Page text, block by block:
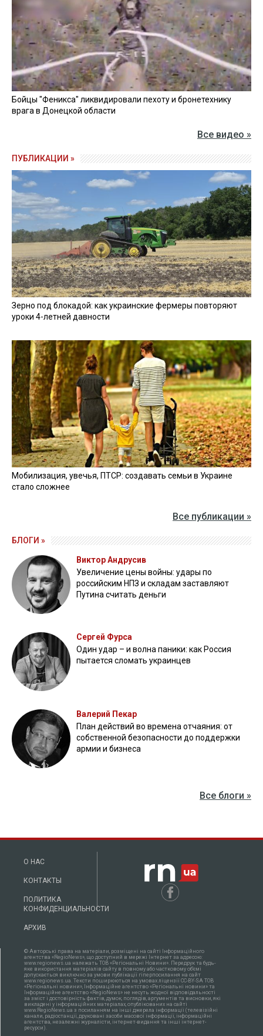
Бойцы "Феникса" ликвидировали пехоту и бронетехнику
врага в Донецкой области
Все видео »
ПУБЛИКАЦИИ »
Зерно под блокадой: как украинские фермеры повторяют
уроки 4-летней давности
Мобилизация, увечья, ПТСР: создавать семьи в Украине
стало сложнее
Все публикации »
БЛОГИ »
Виктор Андрусив
Увеличение цены войны: удары по
российским НПЗ и складам заставляют
Путина считать деньги
Сергей Фурса
Один удар – и волна паники: как Россия
пытается сломать украинцев
Валерий Пекар
План действий во времена отчаяния: от
собственной безопасности до поддержки
армии и бизнеса
Все блоги »
О НАС
КОНТАКТЫ
ПОЛИТИКА
КОНФИДЕНЦИАЛЬНОСТИ
АРХИВ
© Авторські права на матеріали, розміщені на сайті Інформаційного
агентства «RegioNews», що доступний в мережі Інтернет за адресою:
www.regionews.ua належать ТОВ «Регіональні Новини». Передрук та будь-
яке використання матеріалів сайту в повному або частковому об'ємі
допускається виключно за умови публікації гіперпосилання на сайт
www.regionews.ua. Тексти поширюються нa умовах ліцензії CC-BY-SA ТОВ
«Регіональні новини», Інформаційне агентство «Регіональні новини» та
Інформаційне агентство «RegioNews» не несуть жодної відповідальності
за зміст і достовірність фактів, думок, поглядів, аргументів та висновки, які
викладені у інформаційних матеріалах, опублікованих на сайті
www.RegioNews.ua з посиланням на інші джерела інформації (телевізійні
канали, радіостанції, друковані засоби масової інформації, інформаційні
агентства, незалежні журналісти, інтернет-видання та інші інтернет-
ресурси).